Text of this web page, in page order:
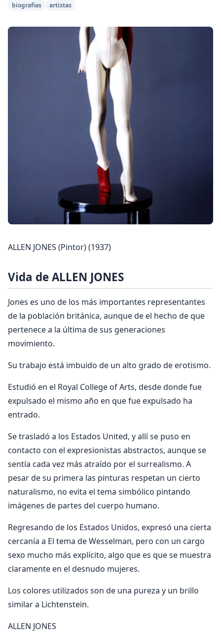
biografias artistas
ALLEN JONES (Pintor) (1937)
Vida de ALLEN JONES
Jones es uno de los más importantes representantes
de la población británica, aunque de el hecho de que
pertenece a la última de sus generaciones
movimiento.
Su trabajo está imbuido de un alto grado de erotismo.
Estudió en el Royal College of Arts, desde donde fue
expulsado el mismo año en que fue expulsado ha
entrado.
Se trasladó a los Estados United, y allí se puso en
contacto con el expresionistas abstractos, aunque se
sentía cada vez más atraído por el surrealismo. A
pesar de su primera las pinturas respetan un cierto
naturalismo, no evita el tema simbólico pintando
imágenes de partes del cuerpo humano.
Regresando de los Estados Unidos, expresó una cierta
cercanía a El tema de Wesselman, pero con un cargo
sexo mucho más explícito, algo que es que se muestra
claramente en el desnudo mujeres.
Los colores utilizados son de una pureza y un brillo
similar a Lichtenstein.
ALLEN JONES